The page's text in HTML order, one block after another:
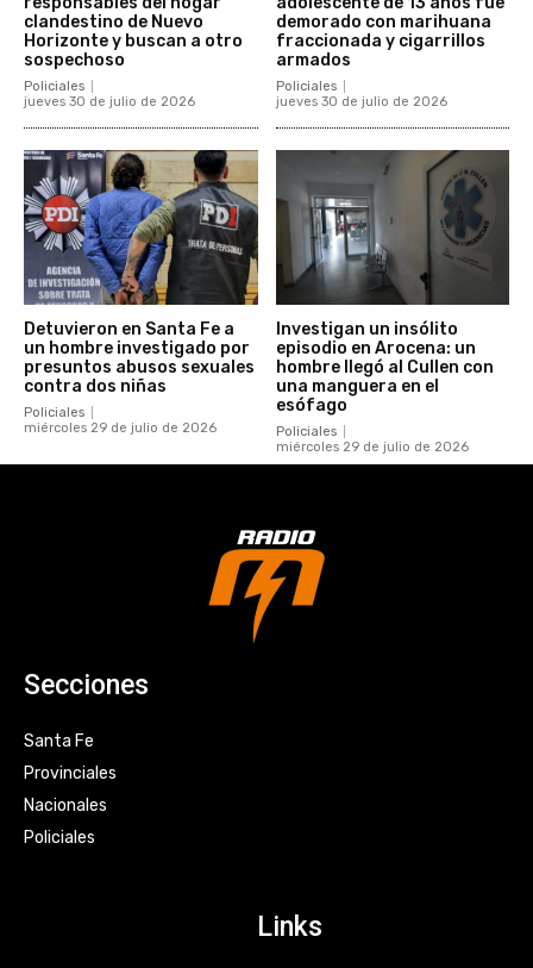
clandestino de Nuevo
Horizonte y buscan a otro
sospechoso
Policiales
jueves 30 de julio de 2026
demorado con marihuana
fraccionada y cigarrillos
armados
Policiales
jueves 30 de julio de 2026
Detuvieron en Santa Fe a
un hombre investigado por
presuntos abusos sexuales
contra dos niñas
Policiales
miércoles 29 de julio de 2026
Investigan un insólito
episodio en Arocena: un
hombre llegó al Cullen con
una manguera en el
esófago
Policiales
miércoles 29 de julio de 2026
Secciones
Santa Fe
Provinciales
Nacionales
Policiales
Links